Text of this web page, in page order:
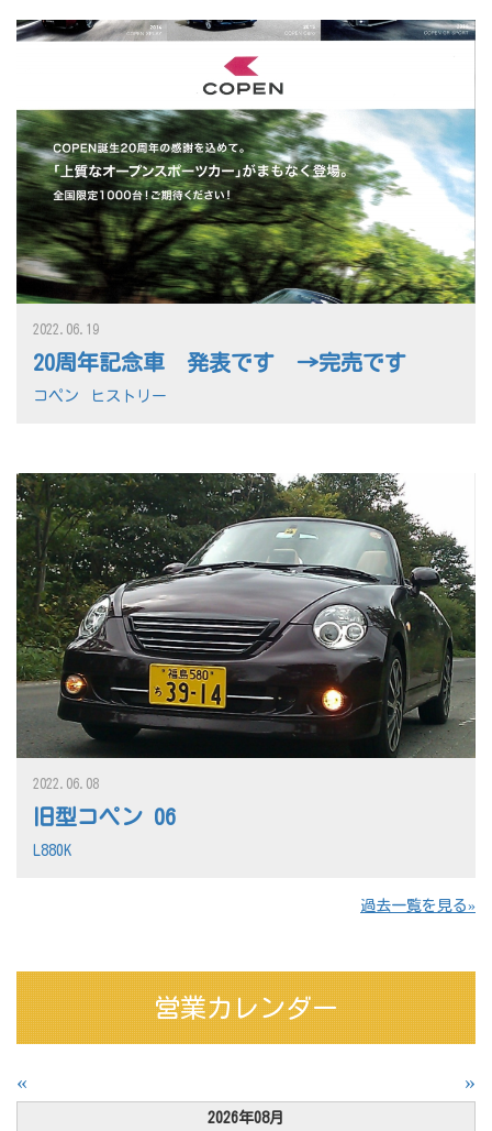
20周年記念車 発表です →完売です
2022.06.19
コペン ヒストリー
旧型コペン 06
2022.06.08
L880K
過去一覧を見る
営業カレンダー
« »
2026年08月